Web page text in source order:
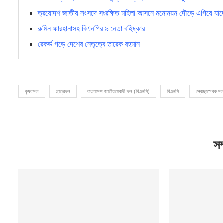
ত্রয়োদশ জাতীয় সংসদে সংরক্ষিত মহিলা আসনে মনোনয়ন দৌড়ে এগিয়ে
রুমিন ফারহানাসহ বিএনপির ৯ নেতা বহিষ্কার
রেকর্ড গড়ে দেশের নেতৃত্বে তারেক রহমান
কৃষকদল ছাত্রদল বাংলাদেশ জাতীয়তাবাদী দল (বিএনপি) বিএনপি স্বেচ্ছাসেবক দল